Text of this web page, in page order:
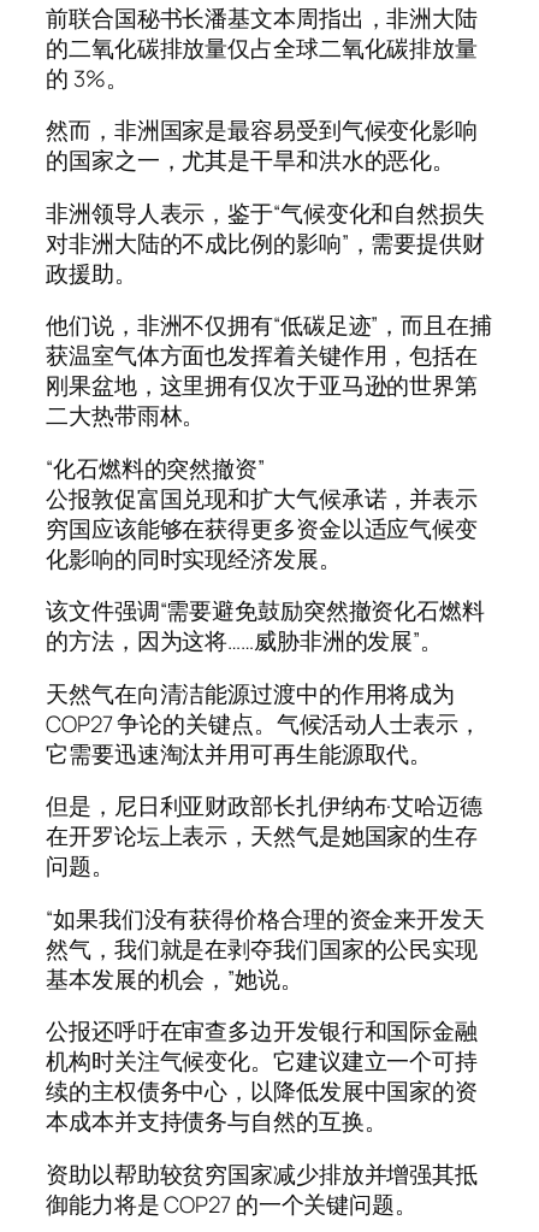
前联合国秘书长潘基文本周指出，非洲大陆
的二氧化碳排放量仅占全球二氧化碳排放量
的 3%。
然而，非洲国家是最容易受到气候变化影响
的国家之一，尤其是干旱和洪水的恶化。
非洲领导人表示，鉴于“气候变化和自然损失
对非洲大陆的不成比例的影响”，需要提供财
政援助。
他们说，非洲不仅拥有“低碳足迹”，而且在捕
获温室气体方面也发挥着关键作用，包括在
刚果盆地，这里拥有仅次于亚马逊的世界第
二大热带雨林。
“化石燃料的突然撤资”
公报敦促富国兑现和扩大气候承诺，并表示
穷国应该能够在获得更多资金以适应气候变
化影响的同时实现经济发展。
该文件强调“需要避免鼓励突然撤资化石燃料
的方法，因为这将……威胁非洲的发展”。
天然气在向清洁能源过渡中的作用将成为
COP27 争论的关键点。气候活动人士表示，
它需要迅速淘汰并用可再生能源取代。
但是，尼日利亚财政部长扎伊纳布·艾哈迈德
在开罗论坛上表示，天然气是她国家的生存
问题。
“如果我们没有获得价格合理的资金来开发天
然气，我们就是在剥夺我们国家的公民实现
基本发展的机会，”她说。
公报还呼吁在审查多边开发银行和国际金融
机构时关注气候变化。它建议建立一个可持
续的主权债务中心，以降低发展中国家的资
本成本并支持债务与自然的互换。
资助以帮助较贫穷国家减少排放并增强其抵
御能力将是 COP27 的一个关键问题。